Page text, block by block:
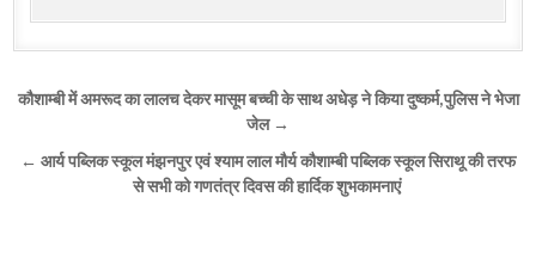
Post
कौशाम्बी में अमरूद का लालच देकर मासूम बच्ची के साथ अधेड़ ने किया दुष्कर्म,पुलिस ने भेजा
जेल →
← आर्य पब्लिक स्कूल मंझनपुर एवं श्याम लाल मौर्य कौशाम्बी पब्लिक स्कूल सिराथू की तरफ
से सभी को गणतंत्र दिवस की हार्दिक शुभकामनाएं